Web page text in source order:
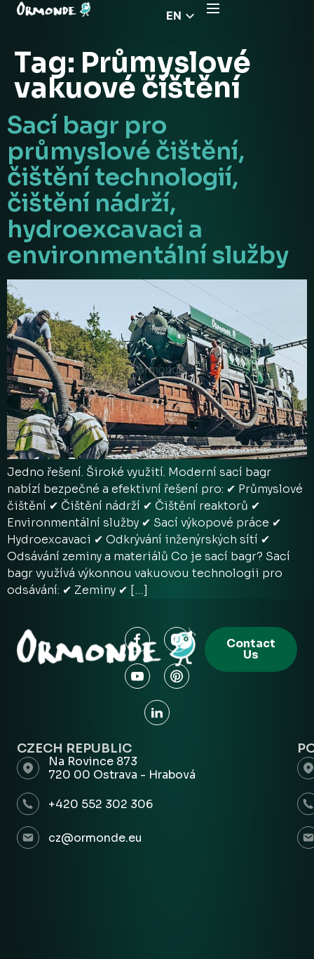
EN
PL
DE
HU
EL
Tag: Průmyslové
vakuové čištění
Sací bagr pro
průmyslové čištění,
čištění technologií,
čištění nádrží,
hydroexcavaci a
environmentální služby
Jedno řešení. Široké využití. Moderní sací bagr
nabízí bezpečné a efektivní řešení pro: ✔ Průmyslové
čištění ✔ Čištění nádrží ✔ Čištění reaktorů ✔
Environmentální služby ✔ Sací výkopové práce ✔
Hydroexcavaci ✔ Odkrývání inženýrských sítí ✔
Odsávání zeminy a materiálů Co je sací bagr? Sací
bagr využívá výkonnou vakuovou technologii pro
odsávání: ✔ Zeminy ✔ […]
Contact
Us
CZECH REPUBLIC
Na Rovince 873
720 00 Ostrava - Hrabová
+420 552 302 306
cz@ormonde.eu